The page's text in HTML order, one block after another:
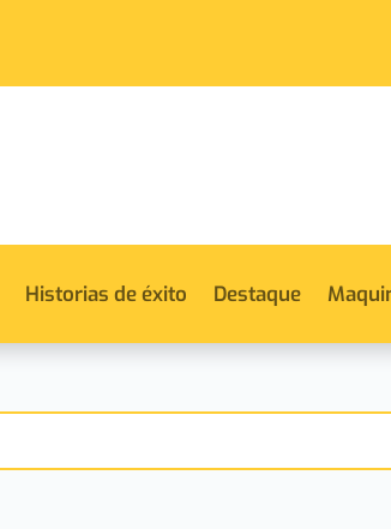
Historias de éxito Destaque